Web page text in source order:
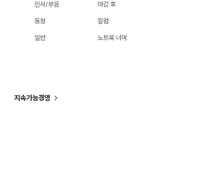
인사/부음
동정
일반
마감 후
칼럼
노트북 너머
지속가능경영